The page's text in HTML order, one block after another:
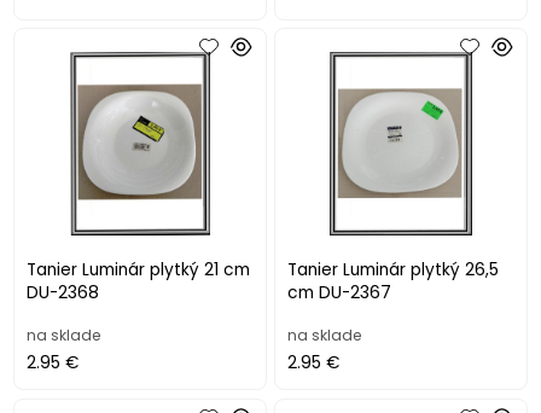
Tanier Luminár plytký 21 cm
DU-2368
na sklade
2.95 €
Tanier Luminár plytký 26,5
cm DU-2367
na sklade
2.95 €